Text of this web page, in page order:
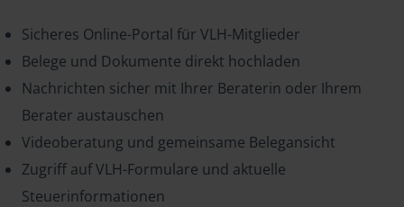
Sicheres Online-Portal für VLH-Mitglieder
Belege und Dokumente direkt hochladen
Nachrichten sicher mit Ihrer Beraterin oder Ihrem
Berater austauschen
Videoberatung und gemeinsame Belegansicht
Zugriff auf VLH-Formulare und aktuelle
Steuerinformationen